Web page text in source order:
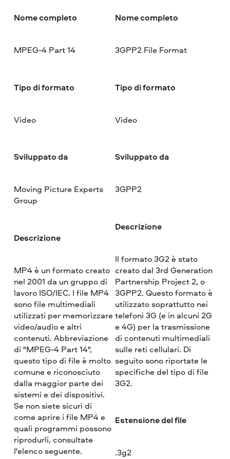
Nome completo
MPEG-4 Part 14
Tipo di formato
Video
Sviluppato da
Moving Picture Experts
Group
Descrizione
MP4 è un formato creato
nel 2001 da un gruppo di
lavoro ISO/IEC. I file MP4
sono file multimediali
utilizzati per memorizzare
video/audio e altri
contenuti. Abbreviazione
di "MPEG-4 Part 14",
questo tipo di file è molto
comune e riconosciuto
dalla maggior parte dei
sistemi e dei dispositivi.
Se non siete sicuri di
come aprire i file MP4 e
quali programmi possono
riprodurli, consultate
l'elenco seguente.
Nome completo
3GPP2 File Format
Tipo di formato
Video
Sviluppato da
3GPP2
Descrizione
Il formato 3G2 è stato
creato dal 3rd Generation
Partnership Project 2, o
3GPP2. Questo formato è
utilizzato soprattutto nei
telefoni 3G (e in alcuni 2G
e 4G) per la trasmissione
di contenuti multimediali
sulle reti cellulari. Di
seguito sono riportate le
specifiche del tipo di file
3G2.
Estensione del file
.3g2